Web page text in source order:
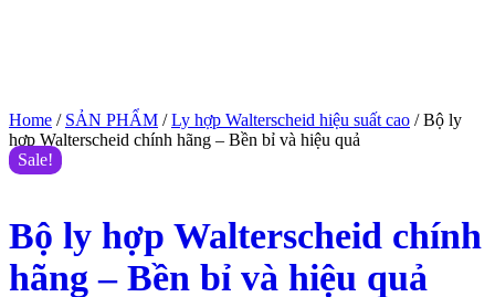
Home / SẢN PHẨM /Ly hợp Walterscheid hiệu suất cao / Bộ ly
hợp Walterscheid chính hãng – Bền bỉ và hiệu quả
Sale!
Bộ ly hợp Walterscheid chính
hãng – Bền bỉ và hiệu quả